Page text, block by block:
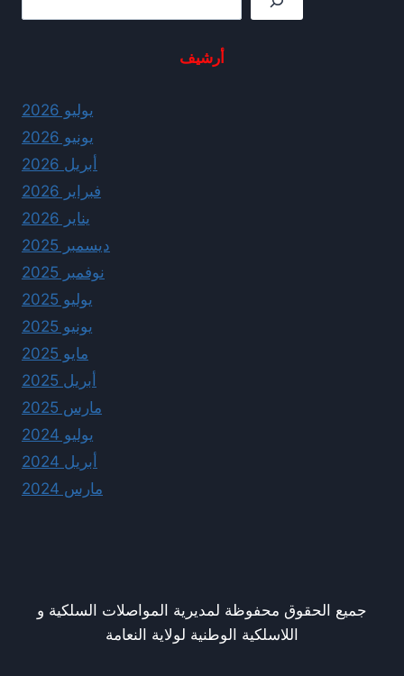
أرشيف
يوليو 2026
يونيو 2026
أبريل 2026
فبراير 2026
يناير 2026
ديسمبر 2025
نوفمبر 2025
يوليو 2025
يونيو 2025
مايو 2025
أبريل 2025
مارس 2025
يوليو 2024
أبريل 2024
مارس 2024
جميع الحقوق محفوظة لمديرية المواصلات السلكية و
اللاسلكية الوطنية لولاية النعامة